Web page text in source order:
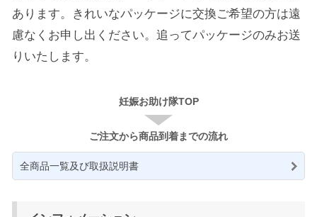
あります。きれいなパッケージに交換ご希望の方は遠
慮なくお申し出ください。追ってパッケージのみお送
りいたします。
妊娠お助け隊TOP
ご注文から商品到着までの流れ
全商品一覧及び取扱説明書